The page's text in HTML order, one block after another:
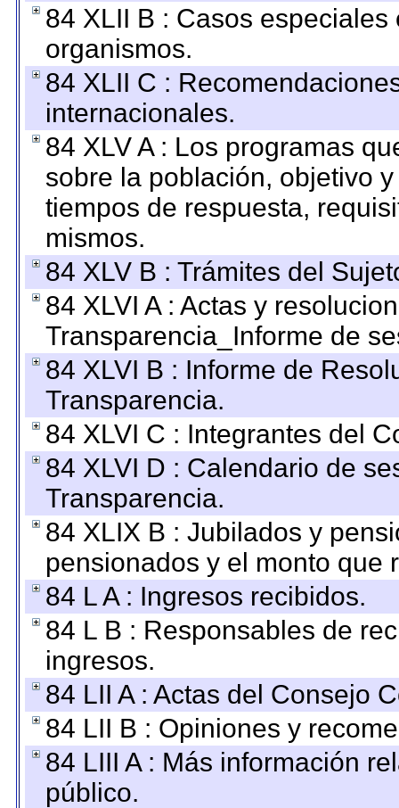
84 XLII B : Casos
organismos.
84 XLII C :
internacionales.
84 XLV A : Los programas
sobre la población, objetivo
tiempos de respuesta,
mismos.
84 XLV B : Trámites del
84 XLVI A : Actas y
Transparencia_Informe de
84 XLVI B : Informe de
Transparencia.
84 XLVI C : Integrantes del
84 XLVI D : Calendario de
Transparencia.
84 XLIX B : Jubilados y
pensionados y el monto que
84 L A : Ingresos recibidos.
84 L B : Responsables de
ingresos.
84 LII A : Actas del Consejo
84 LII B : Opiniones y
84 LIII A : Más información
público.